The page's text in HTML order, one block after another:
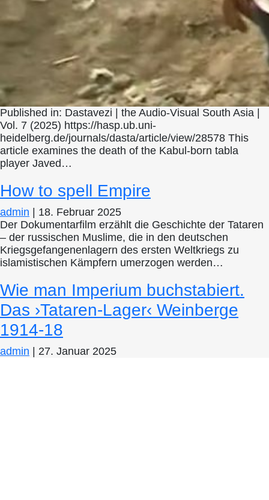
Published in: Dastavezi | the Audio-Visual South Asia |
Vol. 7 (2025) https://hasp.ub.uni-
heidelberg.de/journals/dasta/article/view/28578 This
article examines the death of the Kabul-born tabla
player Javed…
How to spell Empire
admin
18. Februar 2025
Der Dokumentarfilm erzählt die Geschichte der Tataren
– der russischen Muslime, die in den deutschen
Kriegsgefangenenlagern des ersten Weltkriegs zu
islamistischen Kämpfern umerzogen werden…
Wie man Imperium buchstabiert.
Das ›Tataren-Lager‹ Weinberge
1914-18
admin 27. Januar 2025